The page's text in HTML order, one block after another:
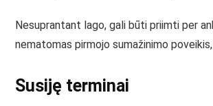
Nesuprantant lago, gali būti priimti per
nematomas pirmojo sumažinimo
Susiję terminai